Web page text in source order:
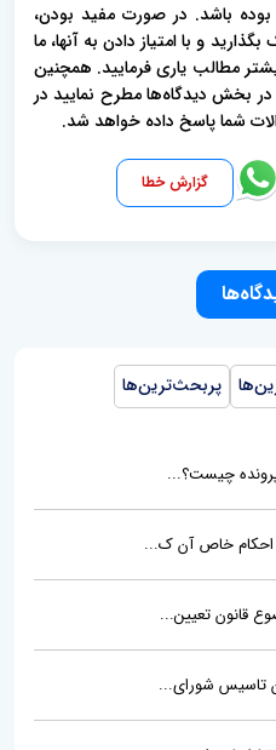
بوده باشد. در صورت مفید بودن،
و با امتیاز دادن به آنها، ما
مطالب یاری فرمایید. همچنین
در بخش دیدگاه‌ها مطرح نمایید در
شما پاسخ داده خواهد شد.
گزارش خطا
پربحث‌ترین‌ها
چیست؟...
احکام خاص آن ک...
قانون تعیین...